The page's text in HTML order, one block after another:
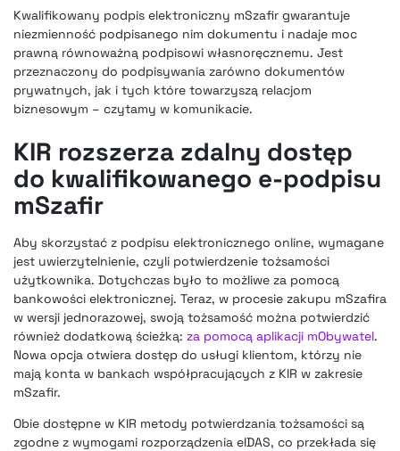
Kwalifikowany podpis elektroniczny mSzafir gwarantuje
niezmienność podpisanego nim dokumentu i nadaje moc
prawną równoważną podpisowi własnoręcznemu. Jest
przeznaczony do podpisywania zarówno dokumentów
prywatnych, jak i tych które towarzyszą relacjom
biznesowym – czytamy w komunikacie.
KIR rozszerza zdalny dostęp
do kwalifikowanego e-podpisu
mSzafir
Aby skorzystać z podpisu elektronicznego online, wymagane
jest uwierzytelnienie, czyli potwierdzenie tożsamości
użytkownika. Dotychczas było to możliwe za pomocą
bankowości elektronicznej. Teraz, w procesie zakupu mSzafira
w wersji jednorazowej, swoją tożsamość można potwierdzić
również dodatkową ścieżką: za pomocą aplikacji mObywatel.
Nowa opcja otwiera dostęp do usługi klientom, którzy nie
mają konta w bankach współpracujących z KIR w zakresie
mSzafir.
Obie dostępne w KIR metody potwierdzania tożsamości są
zgodne z wymogami rozporządzenia eIDAS, co przekłada się